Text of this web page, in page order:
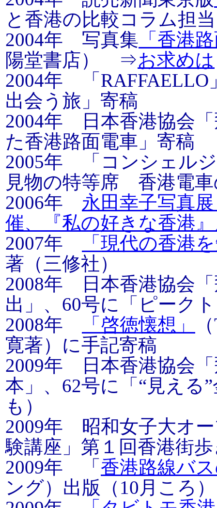
と香港の比較コラム担
2004年 写真集 「香港
陽堂書店） ⇒お求めは
2004年 「RAFFAELLO
出会う旅」寄稿
2004年 日本香港協会「
た香港路面電車」寄稿
2005年 「コンシェル
見物の特等席 香港電車
2006年 永田幸子写真
催、『私の好きな香港
2007年
「現代の香港
著（三修社）
2008年 日本香港協会
出」、60号に「ピーク
2008年
「啓徳懐想」
寛著）に手記寄稿
2009年 日本香港協会
本」、62号に「“見える
も）
2009年 昭和女子大オ
験講座」第１回香港
2009年 「 香港路線バ
ング）出版（10月こ